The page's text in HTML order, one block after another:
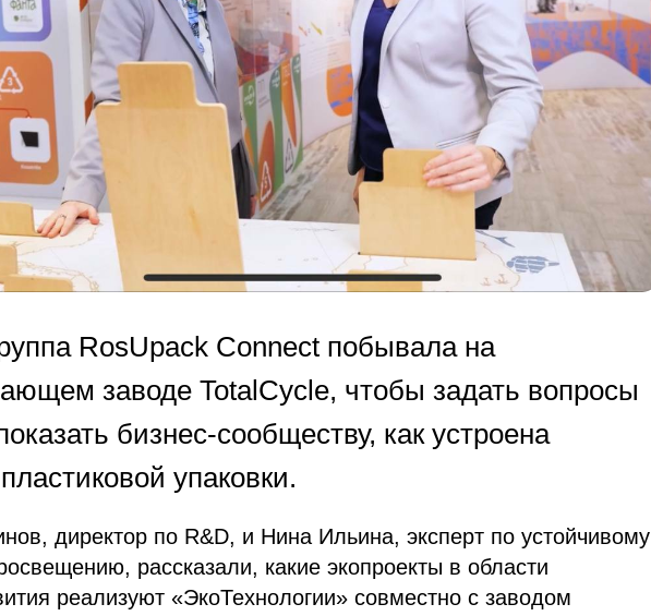
RosUpack Connect побывала на
заводе TotalCycle, чтобы задать вопросы
бизнес-сообществу, как устроена
упаковки.
директор по R&D, и Нина Ильина, эксперт по устойчивому
рассказали, какие экопроекты в области
реализуют «ЭкоТехнологии» совместно с заводом